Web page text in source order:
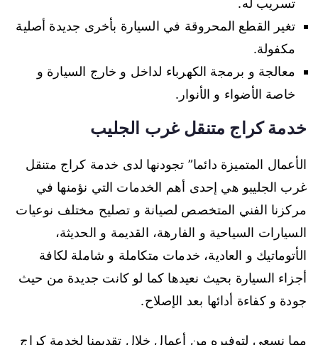
تسريب له.
تغير القطع المحروقة في السيارة بأخرى جديدة أصلية
مكفولة.
معالجة و برمجة الكهرباء لداخل و خارج السيارة و
خاصة الأضواء و الأنوار.
خدمة كراج متنقل غرب الجليب
الأعمال المتميزة دائما” تجودنها لدى خدمة كراج متنقل
غرب الجليبو هي إحدى أهم الخدمات التي نؤمنها في
مركزنا الفني المتخصص لصيانة و تصليح مختلف نوعيات
السيارات السياحية و الفارهة، القديمة و الحديثة،
الأتوماتيك و العادية، خدمات متكاملة و شاملة لكافة
أجزاء السيارة بحيث نعيدها كما لو كانت جديدة من حيث
جودة و كفاءة أدائها بعد الإصلاح.
مما نسعى لتوفيره من أعمال خلال تقديمنا لخدمة كراج